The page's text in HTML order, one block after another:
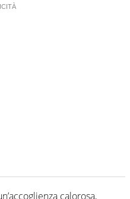
calorosa,